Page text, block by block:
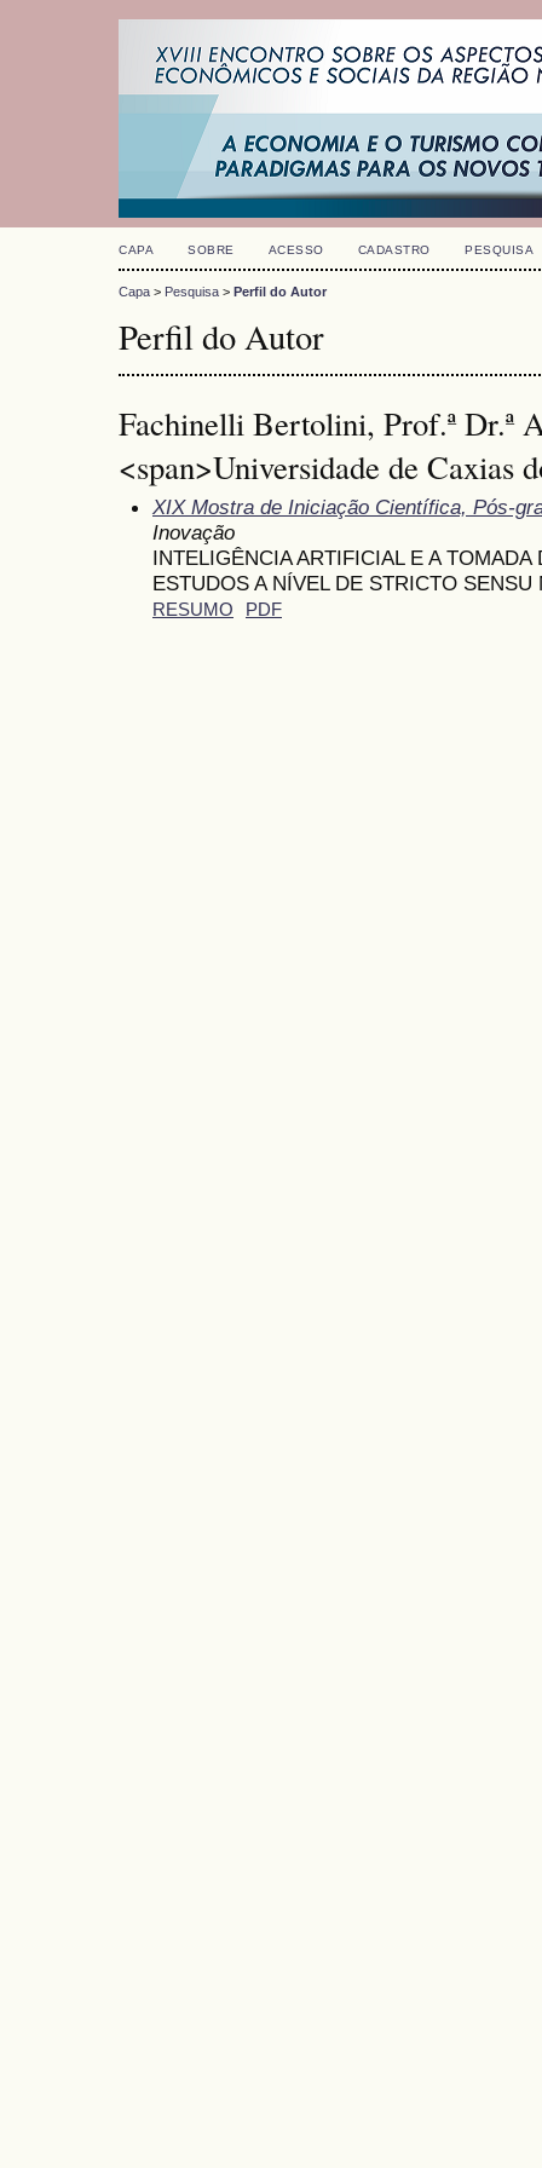
CAPA SOBRE ACESSO CADASTRO PESQUISA
Capa > Pesquisa > Perfil do Autor
Perfil do Autor
Fachinelli Bertolini, Prof.ª Dr.ª
<span>Universidade de Caxias
XIX Mostra de Iniciação Científica, Pós-
Inovação
INTELIGÊNCIA ARTIFICIAL E A
ESTUDOS A NÍVEL DE STRICTO SENSU
RESUMO PDF